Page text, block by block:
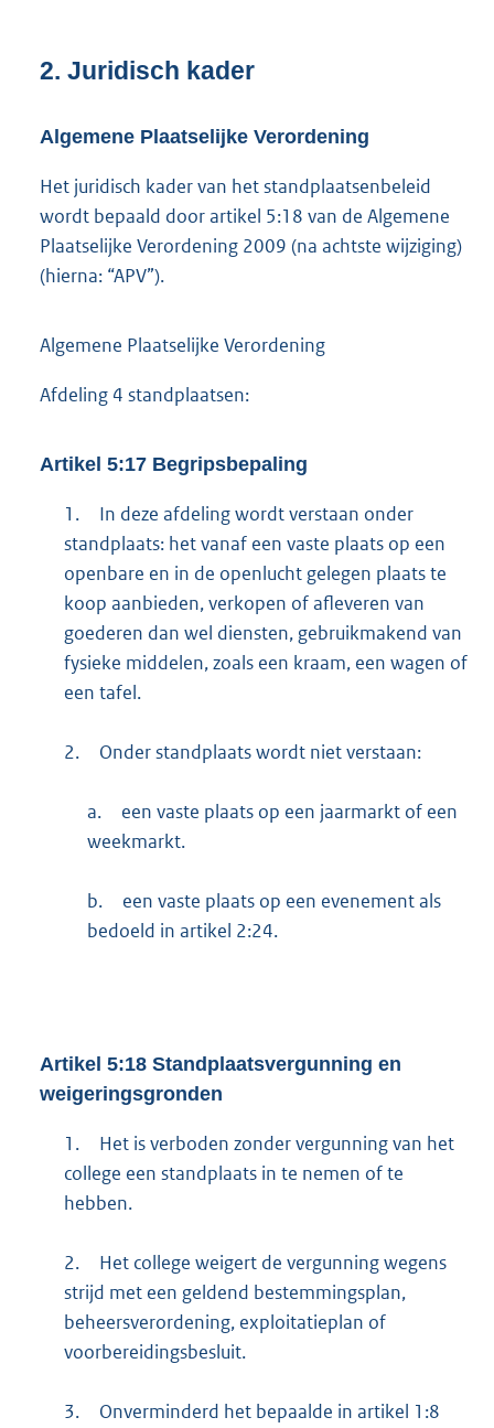
2. Juridisch kader
Algemene Plaatselijke Verordening
Het juridisch kader van het standplaatsenbeleid
wordt bepaald door artikel 5:18 van de Algemene
Plaatselijke Verordening 2009 (na achtste wijziging)
(hierna: “APV”).
Algemene Plaatselijke Verordening
Afdeling 4 standplaatsen:
Artikel 5:17 Begripsbepaling
1.
In deze afdeling wordt verstaan onder
standplaats: het vanaf een vaste plaats op een
openbare en in de openlucht gelegen plaats te
koop aanbieden, verkopen of afleveren van
goederen dan wel diensten, gebruikmakend van
fysieke middelen, zoals een kraam, een wagen of
een tafel.
2. Onder standplaats wordt niet verstaan:
a.
een vaste plaats op een jaarmarkt of een
weekmarkt.
b.
een vaste plaats op een evenement als
bedoeld in artikel 2:24.
Artikel 5:18 Standplaatsvergunning en
weigeringsgronden
1.
Het is verboden zonder vergunning van het
college een standplaats in te nemen of te
hebben.
2.
Het college weigert de vergunning wegens
strijd met een geldend bestemmingsplan,
beheersverordening, exploitatieplan of
voorbereidingsbesluit.
3.
Onverminderd het bepaalde in artikel 1:8